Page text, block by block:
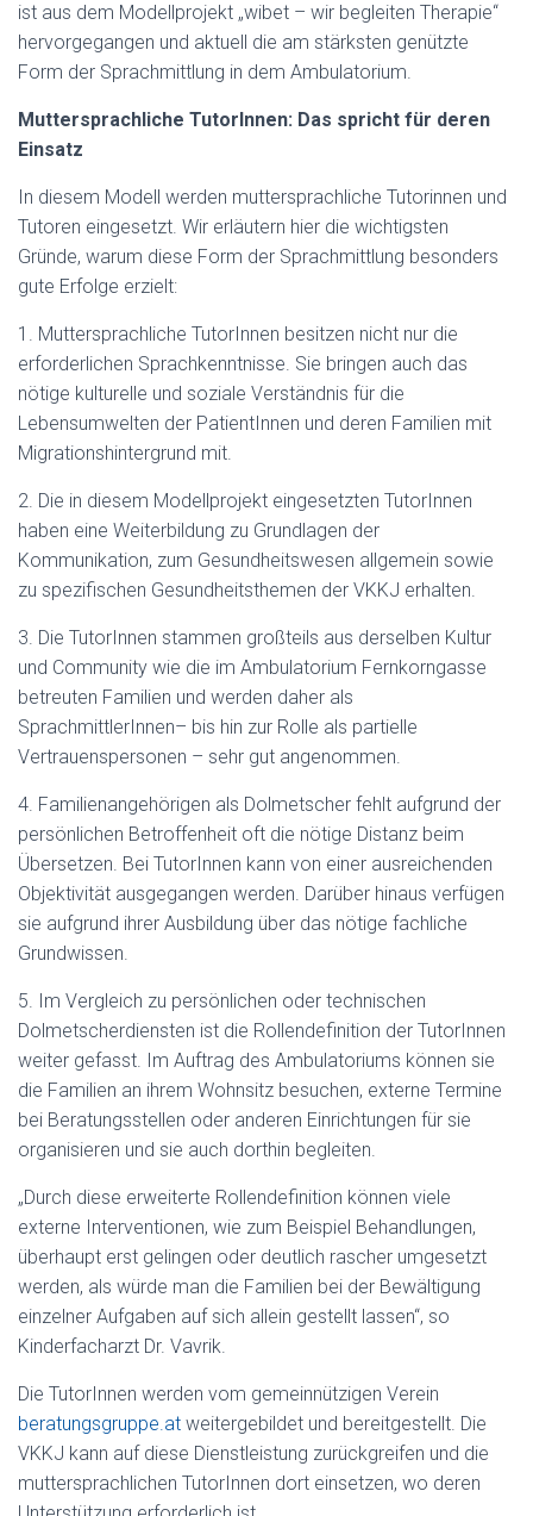
ist aus dem Modellprojekt „wibet – wir begleiten Therapie“
hervorgegangen und aktuell die am stärksten genützte
Form der Sprachmittlung in dem Ambulatorium.
Muttersprachliche TutorInnen: Das spricht für deren
Einsatz
In diesem Modell werden muttersprachliche Tutorinnen und
Tutoren eingesetzt. Wir erläutern hier die wichtigsten
Gründe, warum diese Form der Sprachmittlung besonders
gute Erfolge erzielt:
1. Muttersprachliche TutorInnen besitzen nicht nur die
erforderlichen Sprachkenntnisse. Sie bringen auch das
nötige kulturelle und soziale Verständnis für die
Lebensumwelten der PatientInnen und deren Familien mit
Migrationshintergrund mit.
2. Die in diesem Modellprojekt eingesetzten TutorInnen
haben eine Weiterbildung zu Grundlagen der
Kommunikation, zum Gesundheitswesen allgemein sowie
zu spezifischen Gesundheitsthemen der VKKJ erhalten.
3. Die TutorInnen stammen großteils aus derselben Kultur
und Community wie die im Ambulatorium Fernkorngasse
betreuten Familien und werden daher als
SprachmittlerInnen– bis hin zur Rolle als partielle
Vertrauenspersonen – sehr gut angenommen.
4. Familienangehörigen als Dolmetscher fehlt aufgrund der
persönlichen Betroffenheit oft die nötige Distanz beim
Übersetzen. Bei TutorInnen kann von einer ausreichenden
Objektivität ausgegangen werden. Darüber hinaus verfügen
sie aufgrund ihrer Ausbildung über das nötige fachliche
Grundwissen.
5. Im Vergleich zu persönlichen oder technischen
Dolmetscherdiensten ist die Rollendefinition der TutorInnen
weiter gefasst. Im Auftrag des Ambulatoriums können sie
die Familien an ihrem Wohnsitz besuchen, externe Termine
bei Beratungsstellen oder anderen Einrichtungen für sie
organisieren und sie auch dorthin begleiten.
„Durch diese erweiterte Rollendefinition können viele
externe Interventionen, wie zum Beispiel Behandlungen,
überhaupt erst gelingen oder deutlich rascher umgesetzt
werden, als würde man die Familien bei der Bewältigung
einzelner Aufgaben auf sich allein gestellt lassen“, so
Kinderfacharzt Dr. Vavrik.
Die TutorInnen werden vom gemeinnützigen Verein
beratungsgruppe.at weitergebildet und bereitgestellt. Die
VKKJ kann auf diese Dienstleistung zurückgreifen und die
muttersprachlichen TutorInnen dort einsetzen, wo deren